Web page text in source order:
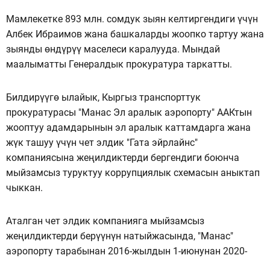
Мамлекетке 893 млн. сомдук зыян келтиргендиги үчүн
Албек Ибраимов жана башкаларды жоопко тартуу жана
зыянды өндүрүү маселеси каралууда. Мындай
маалыматты Генералдык прокуратура таркатты.
Билдирүүгө ылайык, Кыргыз транспорттук
прокуратурасы "Манас Эл аралык аэропорту" ААКтын
жооптуу адамдарынын эл аралык каттамдарга жана
жүк ташуу үчүн чет элдик "Гата эйрлайнс"
компаниясына жеңилдиктерди бергендиги боюнча
мыйзамсыз туруктуу коррупциялык схемасын аныктап
чыккан.
Аталган чет элдик компанияга мыйзамсыз
жеңилдиктерди берүүнүн натыйжасында, "Манас"
аэропорту тарабынан 2016-жылдын 1-июнунан 2020-